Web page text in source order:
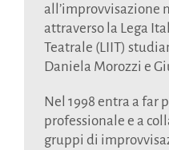
all’improvvisazione
attraverso la Lega
Teatrale (LIIT)
Daniela Morozzi e
Nel 1998 entra a far
professionale e a
gruppi di